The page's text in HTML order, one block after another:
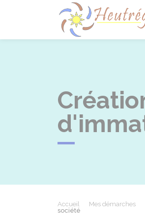
Accueil Mes démarches
société